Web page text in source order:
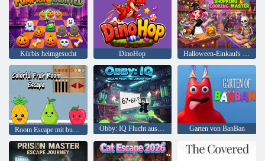
Kürbis heimgesucht DinoHop Halloween-Einkaufs - und Kochmeister
Obby: IQ Flucht aus dem Labor Garten von BanBan